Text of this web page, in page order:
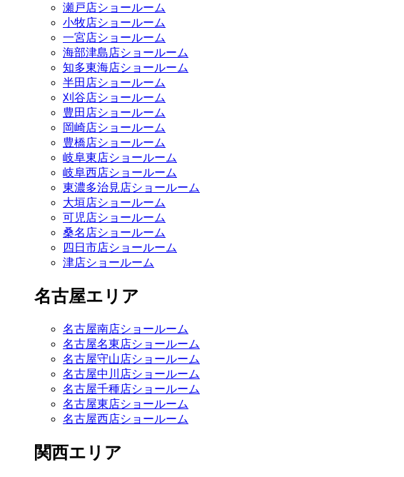
瀬戸店ショールーム
小牧店ショールーム
一宮店ショールーム
海部津島店ショールーム
知多東海店ショールーム
半田店ショールーム
刈谷店ショールーム
豊田店ショールーム
岡崎店ショールーム
豊橋店ショールーム
岐阜東店ショールーム
岐阜西店ショールーム
東濃多治見店ショールーム
大垣店ショールーム
可児店ショールーム
桑名店ショールーム
四日市店ショールーム
津店ショールーム
名古屋エリア
名古屋南店ショールーム
名古屋名東店ショールーム
名古屋守山店ショールーム
名古屋中川店ショールーム
名古屋千種店ショールーム
名古屋東店ショールーム
名古屋西店ショールーム
関西エリア